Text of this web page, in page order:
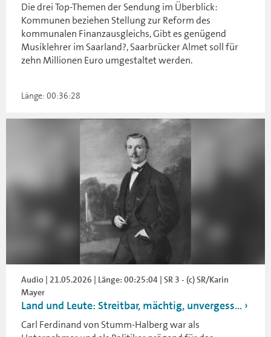
Die drei Top-Themen der Sendung im Überblick:
Kommunen beziehen Stellung zur Reform des
kommunalen Finanzausgleichs, Gibt es genügend
Musiklehrer im Saarland?, Saarbrücker Almet soll für
zehn Millionen Euro umgestaltet werden.
Länge: 00:36:28
Audio | 21.05.2026 | Länge: 00:25:04 | SR 3 - (c) SR/Karin
Mayer
Land und Leute: Streitbar, mächtig, unvergess...
Carl Ferdinand von Stumm-Halberg war als